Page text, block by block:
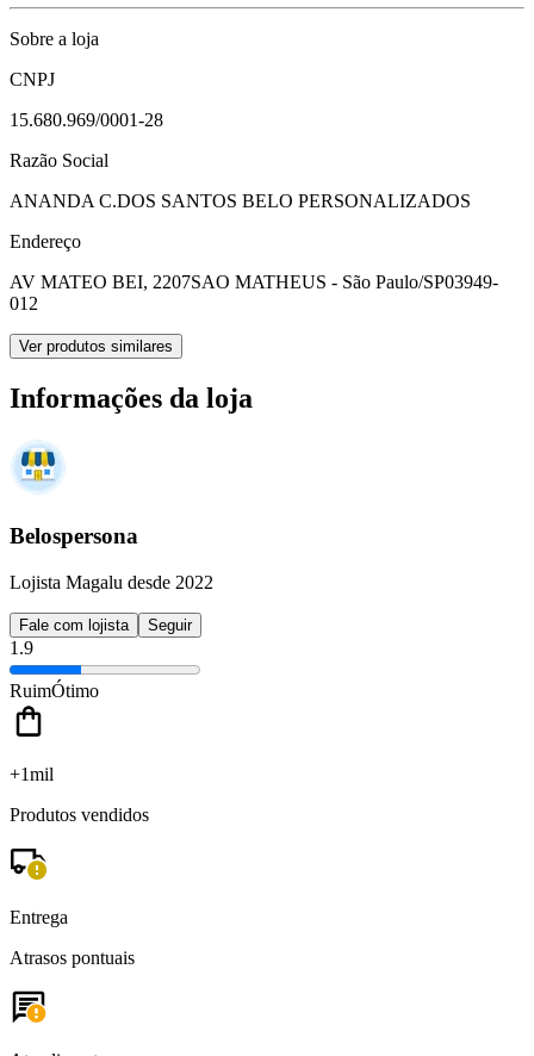
Sobre a loja
CNPJ
15.680.969/0001-28
Razão Social
ANANDA C.DOS SANTOS BELO PERSONALIZADOS
Endereço
AV MATEO BEI, 2207SAO MATHEUS - São Paulo/SP03949-
012
Ver produtos similares
Informações da loja
Belospersona
Lojista Magalu desde 2022
Fale com lojista Seguir
1.9
RuimÓtimo
+1mil
Produtos vendidos
Entrega
Atrasos pontuais